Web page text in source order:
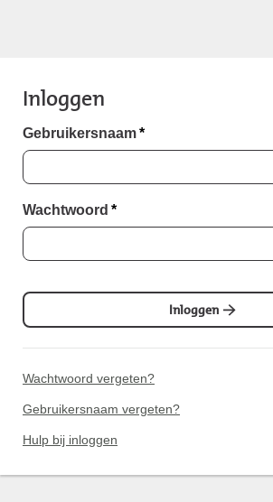
Inloggen
Gebruikersnaam*
Wachtwoord *
Inloggen
Wachtwoord vergeten?
Gebruikersnaam vergeten?
Hulp bij inloggen